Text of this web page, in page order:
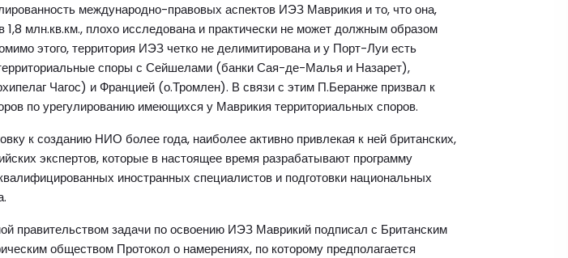
международно-правовых аспектов ИЭЗ Маврикия и то, что она,
млн.кв.км., плохо исследована и практически не может должным образом
этого, территория ИЭЗ четко не делимитирована и у Порт-Луи есть
споры с Сейшелами (банки Сая-де-Малья и Назарет),
Чагос) и Францией (о.Тромлен). В связи с этим П.Беранже призвал к
по урегулированию имеющихся у Маврикия территориальных споров.
к созданию НИО более года, наиболее активно привлекая к ней британских,
экспертов, которые в настоящее время разрабатывают программу
иностранных специалистов и подготовки национальных
правительством задачи по освоению ИЭЗ Маврикий подписал с Британским
обществом Протокол о намерениях, по которому предполагается